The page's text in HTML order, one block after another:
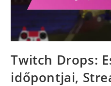
Twitch Drops:
időpontjai,